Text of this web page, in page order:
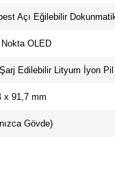
Açı Eğilebilir
OLED
Edilebilir Lityum İyon Pil
x 91,7 mm
Gövde)